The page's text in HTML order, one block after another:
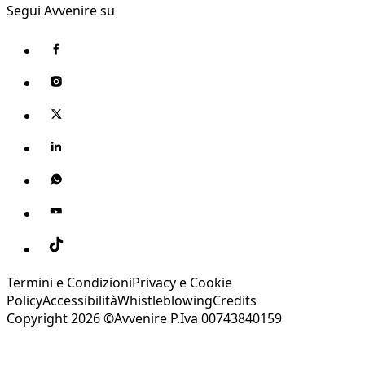
Segui Avvenire su
Termini e CondizioniPrivacy e Cookie
PolicyAccessibilitàWhistleblowingCredits
Copyright 2026 ©Avvenire P.Iva 00743840159